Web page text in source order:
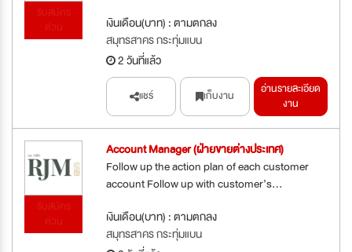
รับสมัคร
ด่วน
เงินเดือน(บาท) : ตามตกลง
สมุทรสาคร กระทุ่มแบน
2 วันที่แล้ว
แชร์ เก็บงาน
อ่านรายละเอียด
งาน
รับสมัคร
ด่วน
Account Manager (ฝ่ายขายต่างประเทศ)
Follow up the action plan of each customer
account Follow up with customer’s...
เงินเดือน(บาท) : ตามตกลง
สมุทรสาคร กระทุ่มแบน